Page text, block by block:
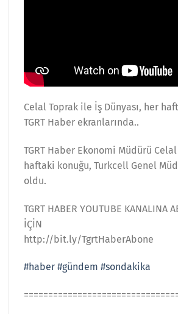
Celal Toprak ile İş Dünyası, her
TGRT Haber ekranlarında..
TGRT Haber Ekonomi Müdürü Celal
haftaki konuğu, Turkcell Genel
oldu.
TGRT HABER YOUTUBE KANALINA
İÇİN
http://bit.ly/TgrtHaberAbone
#haber #gündem #sondakika